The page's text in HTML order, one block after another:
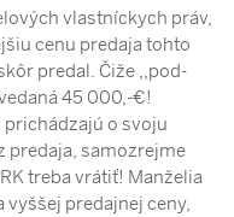
vlastníckych práv,
cenu predaja tohto
predal. Čiže ,,pod-
45 000,-€!
o svoju
predaja, samozrejme
treba vrátiť! Manželia
vyššej predajnej ceny,